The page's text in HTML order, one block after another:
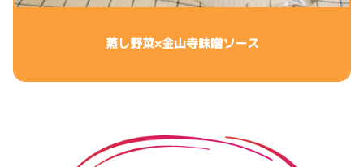
蒸し野菜×金山寺味噌ソース